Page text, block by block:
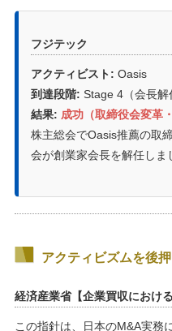
フジテック
アクティビスト: Oasis
到達段階: Stage 4（会長解
結果: 成功（取締役会変革
株主総会でOasis推薦の取
会が創業家会長を解任しま
アクティビズムを後
経済産業省【企業買収におけ
この指針は、日本のM&A実務